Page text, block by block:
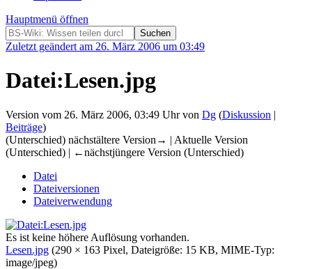
Hauptmenü öffnen
Zuletzt geändert am 26. März 2006 um 03:49
Datei:Lesen.jpg
Version vom 26. März 2006, 03:49 Uhr von Dg (Diskussion |
Beiträge)
(Unterschied) nächstältere Version→ | Aktuelle Version
(Unterschied) | ←nächstjüngere Version (Unterschied)
Datei
Dateiversionen
Dateiverwendung
Es ist keine höhere Auflösung vorhanden.
Lesen.jpg (290 × 163 Pixel, Dateigröße: 15 KB, MIME-Typ:
image/jpeg)